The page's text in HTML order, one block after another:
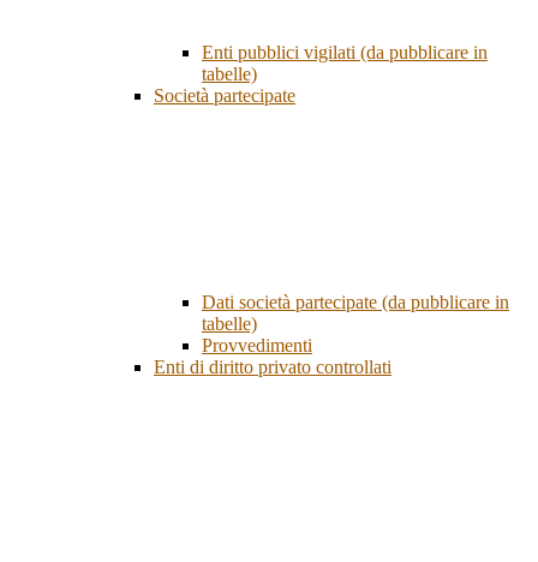
Enti pubblici vigilati (da pubblicare in
tabelle)
Società partecipate
Dati società partecipate (da pubblicare in
tabelle)
Provvedimenti
Enti di diritto privato controllati